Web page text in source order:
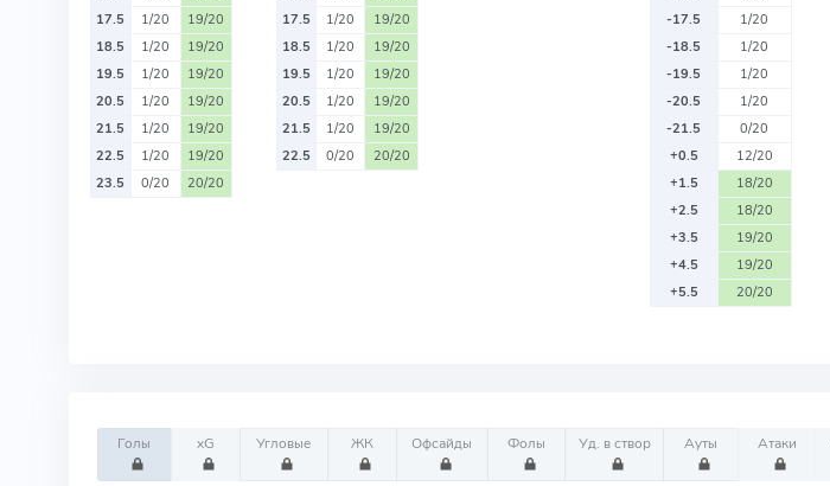
17.5
1/20
19/20
18.5
1/20
19/20
19.5
1/20
19/20
20.5
1/20
19/20
21.5
1/20
19/20
22.5
1/20
19/20
23.5
0/20 20/20
17.5
1/20
19/20
18.5
1/20
19/20
19.5
1/20
19/20
20.5
1/20
19/20
21.5
1/20
19/20
22.5
0/20 20/20
-17.5
1/20
-18.5
1/20
-19.5
1/20
-20.5
1/20
-21.5
0/20
+0.5
12/20
+1.5
18/20
+2.5
18/20
+3.5
19/20
+4.5
19/20
+5.5
20/20
Голы xG Угловые ЖК Офсайды Фолы Уд. в створ Ауты Атаки